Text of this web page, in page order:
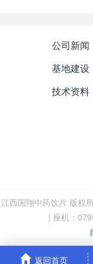
公司新闻
基地建设
技术资料
江西国翔中药饮片 版权
| 座机：
返回首页